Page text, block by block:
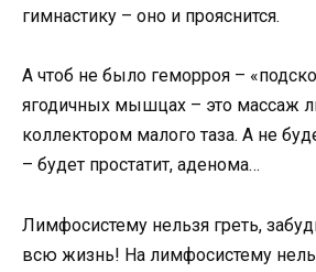
гимнастику – оно и прояснится.
А чтоб не было геморроя –
ягодичных мышцах – это массаж
коллектором малого таза. А не
– будет простатит, аденома…
Лимфосистему нельзя греть,
всю жизнь! На лимфосистему